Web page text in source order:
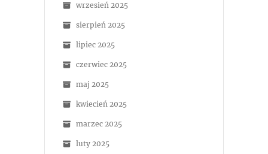
wrzesień 2025
sierpień 2025
lipiec 2025
czerwiec 2025
maj 2025
kwiecień 2025
marzec 2025
luty 2025